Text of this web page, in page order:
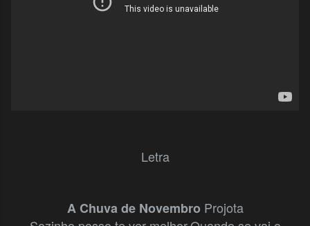
Letra
A Chuva de Novembro Projota